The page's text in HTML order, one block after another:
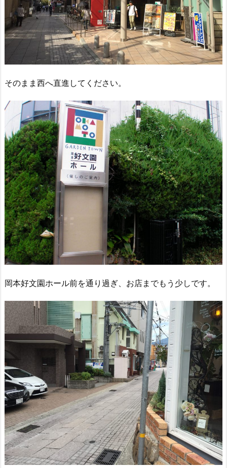
そのまま西へ直進してください。
岡本好文園ホール前を通り過ぎ、お店までもう少しです。